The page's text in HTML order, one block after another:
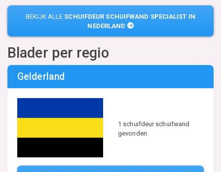
BEKIJK ALLE SCHUIFDEUR SCHUIFWAND SPECIALIST IN
NEDERLAND
Blader per regio
Gelderland
1 schuifdeur schuifwand
gevonden